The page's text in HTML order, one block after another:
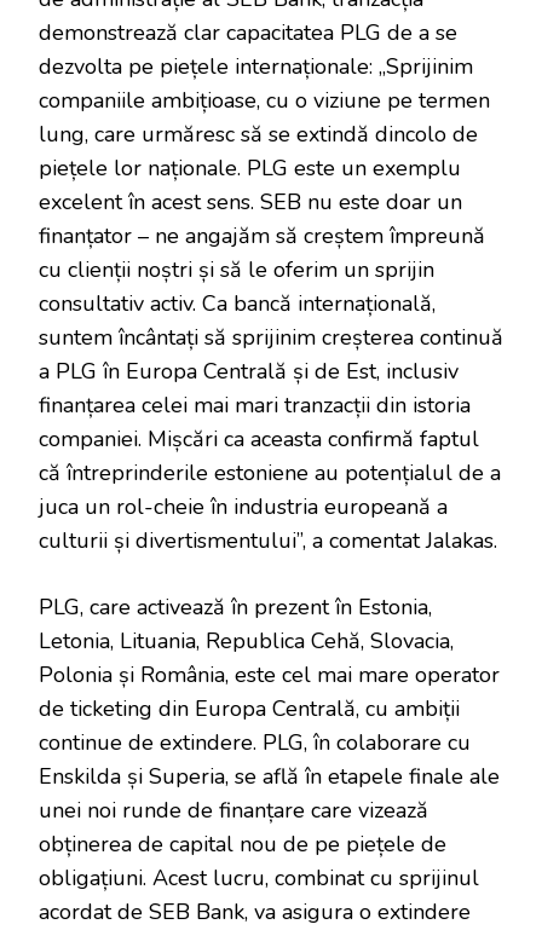
demonstrează clar capacitatea PLG de a se
dezvolta pe piețele internaționale: „Sprijinim
companiile ambițioase, cu o viziune pe termen
lung, care urmăresc să se extindă dincolo de
piețele lor naționale. PLG este un exemplu
excelent în acest sens. SEB nu este doar un
finanțator – ne angajăm să creștem împreună
cu clienții noștri și să le oferim un sprijin
consultativ activ. Ca bancă internațională,
suntem încântați să sprijinim creșterea continuă
a PLG în Europa Centrală și de Est, inclusiv
finanțarea celei mai mari tranzacții din istoria
companiei. Mișcări ca aceasta confirmă faptul
că întreprinderile estoniene au potențialul de a
juca un rol-cheie în industria europeană a
culturii și divertismentului”, a comentat Jalakas.
PLG, care activează în prezent în Estonia,
Letonia, Lituania, Republica Cehă, Slovacia,
Polonia și România, este cel mai mare operator
de ticketing din Europa Centrală, cu ambiții
continue de extindere. PLG, în colaborare cu
Enskilda și Superia, se află în etapele finale ale
unei noi runde de finanțare care vizează
obținerea de capital nou de pe piețele de
obligațiuni. Acest lucru, combinat cu sprijinul
acordat de SEB Bank, va asigura o extindere